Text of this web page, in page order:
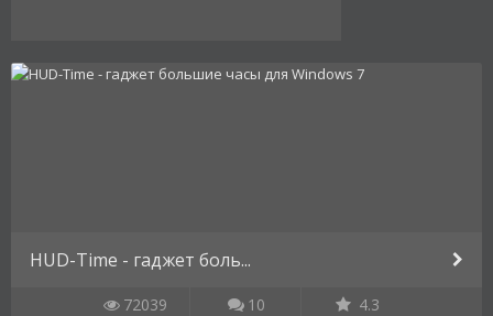
HUD-Time - гаджет боль...
72039 10 4.3